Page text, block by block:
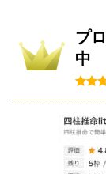
プ
中